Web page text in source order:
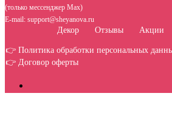
(только мессенджер Max)
E-mail: support@sheyanova.ru
Декор Отзывы Акции
👉 Политика обработки персональных
👉 Договор оферты